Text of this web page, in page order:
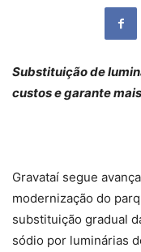
Substituição de
custos e garante
Gravataí segue
modernização do
substituição gradual
sódio por luminárias